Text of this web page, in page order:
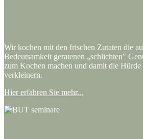
Wir kochen mit den frischen Zutaten die
Bedeutsamkeit geratenen „schlichten"
zum Kochen machen und damit die
verkleinern.
Hier erfahren Sie mehr...